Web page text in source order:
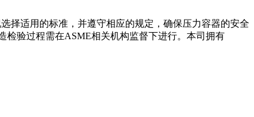
择适用的标准，并遵守相应的规定，确保压力容器的安全
检验过程需在ASME相关机构监督下进行。本司拥有